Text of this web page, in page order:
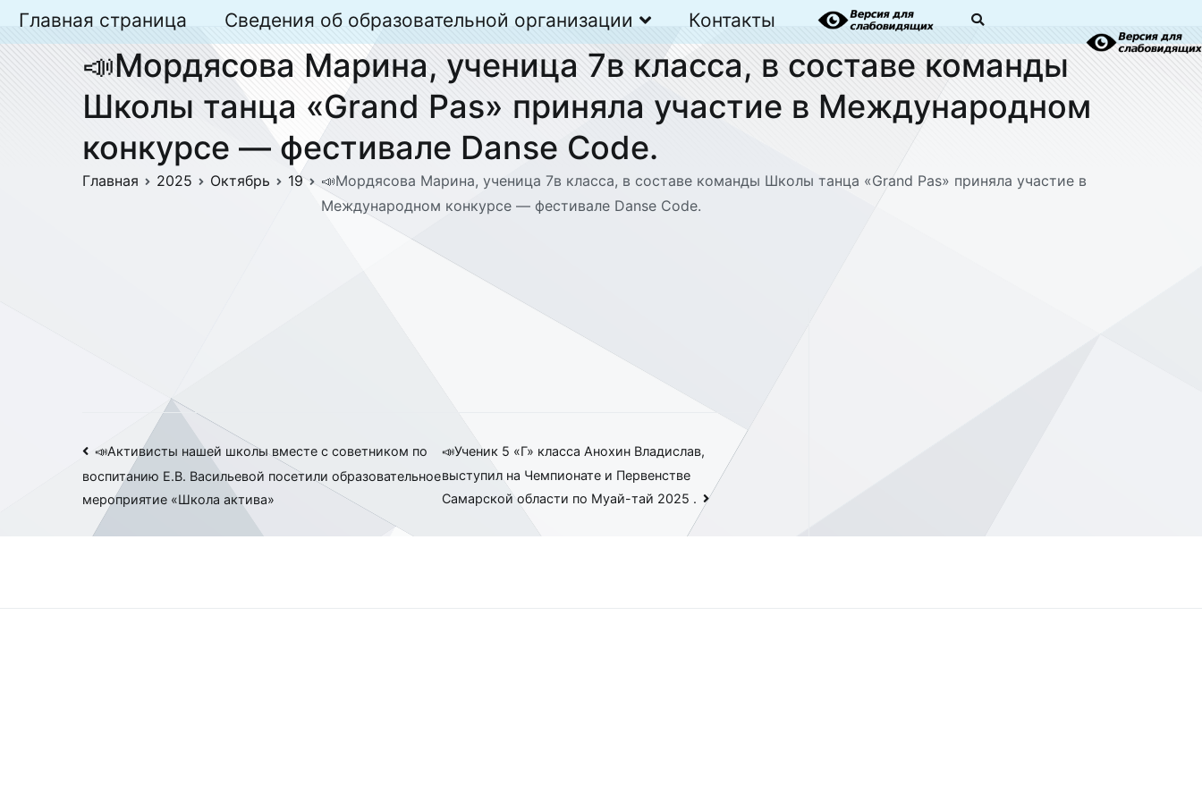
Перейти
содержимому
Главная страница Сведения об образовательной организации Контакты
📣Мордясова Марина, ученица 7в класса, в составе команды
Школы танца «Grand Pas» приняла участие в Международном
конкурсе — фестивале Danse Code.
Главная 2025 Октябрь 19
📣Мордясова Марина, ученица 7в класса, в составе команды Школы танца «Grand Pas» приняла участие в
Международном конкурсе — фестивале Danse Code.
Навигация
по
записям
📣Активисты нашей школы вместе с советником по
воспитанию Е.В. Васильевой посетили образовательное
мероприятие «Школа актива»
📣Ученик 5 «Г» класса Анохин Владислав,
выступил на Чемпионате и Первенстве
Самарской области по Муай-тай 2025 .